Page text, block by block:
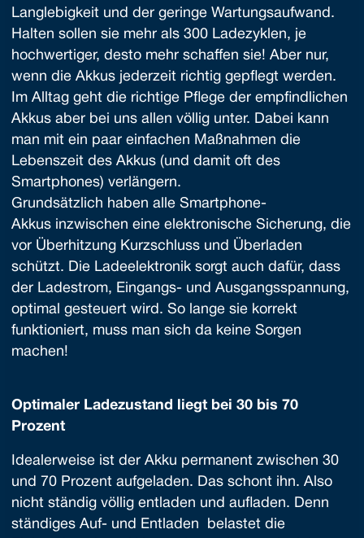
Langlebigkeit und der geringe Wartungsaufwand.
Halten sollen sie mehr als 300 Ladezyklen, je
hochwertiger, desto mehr schaffen sie! Aber nur,
wenn die Akkus jederzeit richtig gepflegt werden.
Im Alltag geht die richtige Pflege der empfindlichen
Akkus aber bei uns allen völlig unter. Dabei kann
man mit ein paar einfachen Maßnahmen die
Lebenszeit des Akkus (und damit oft des
Smartphones) verlängern.
Grundsätzlich haben alle Smartphone-
Akkus inzwischen eine elektronische Sicherung, die
vor Überhitzung Kurzschluss und Überladen
schützt. Die Ladeelektronik sorgt auch dafür, dass
der Ladestrom, Eingangs- und Ausgangsspannung,
optimal gesteuert wird. So lange sie korrekt
funktioniert, muss man sich da keine Sorgen
machen!
Optimaler Ladezustand liegt bei 30 bis 70
Prozent
Idealerweise ist der Akku permanent zwischen 30
und 70 Prozent aufgeladen. Das schont ihn. Also
nicht ständig völlig entladen und aufladen. Denn
ständiges Auf- und Entladen belastet die